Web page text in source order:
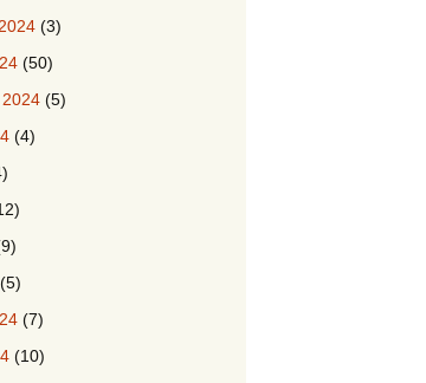
(3)
(50)
(5)
(4)
(5)
(7)
(10)